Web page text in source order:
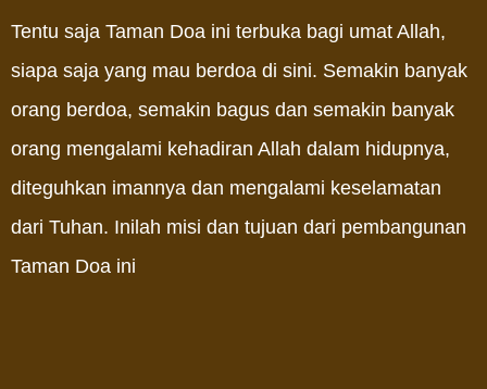
Tentu saja Taman Doa ini terbuka bagi umat Allah,
siapa saja yang mau berdoa di sini. Semakin banyak
orang berdoa, semakin bagus dan semakin banyak
orang mengalami kehadiran Allah dalam hidupnya,
diteguhkan imannya dan mengalami keselamatan
dari Tuhan. Inilah misi dan tujuan dari pembangunan
Taman Doa ini